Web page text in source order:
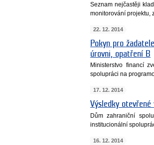
Seznam nejčastěji
monitorování projektu,
22. 12. 2014
Pokyn pro
úrovni, opatření B
Ministerstvo financí
spolupráci na
17. 12. 2014
Výsledky otevřené
Dům zahraniční
institucionální
16. 12. 2014